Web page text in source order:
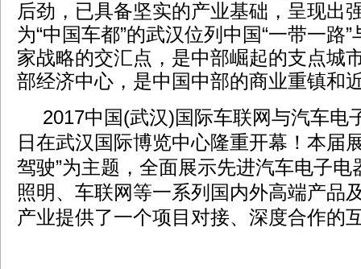
后劲，已具备坚实的产业基础，呈现出
为“中国车都”的武汉位列中国“一带一路
家战略的交汇点，是中部崛起的支点城
部经济中心，是中国中部的商业重镇和
2017中国(武汉)国际车联网与汽车电
日在武汉国际博览中心隆重开幕！本届
驾驶”为主题，全面展示先进汽车电子
照明、车联网等一系列国内外高端产品
产业提供了一个项目对接、深度合作的